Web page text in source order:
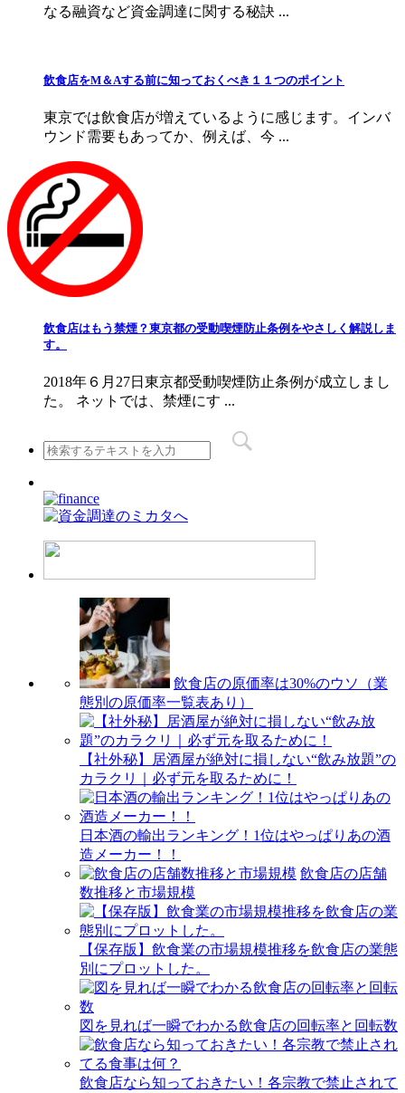
なる融資など資金調達に関する秘訣 ...
飲食店をМ＆Aする前に知っておくべき１１つのポイント
東京では飲食店が増えているように感じます。インバ
ウンド需要もあってか、例えば、今 ...
飲食店はもう禁煙？東京都の受動喫煙防止条例をやさしく解説しま
す。
2018年６月27日東京都受動喫煙防止条例が成立しまし
た。 ネットでは、禁煙にす ...
飲食店の原価率は30%のウソ（業
態別の原価率一覧表あり）
【社外秘】居酒屋が絶対に損しない“飲み放題”の
カラクリ｜必ず元を取るために！
日本酒の輸出ランキング！1位はやっぱりあの酒
造メーカー！！
飲食店の店舗
数推移と市場規模
【保存版】飲食業の市場規模推移を飲食店の業態
別にプロットした。
図を見れば一瞬でわかる飲食店の回転率と回転数
飲食店なら知っておきたい！各宗教で禁止されて